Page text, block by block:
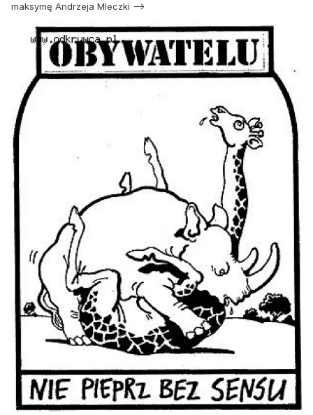
maksymę Andrzeja Mleczki -->